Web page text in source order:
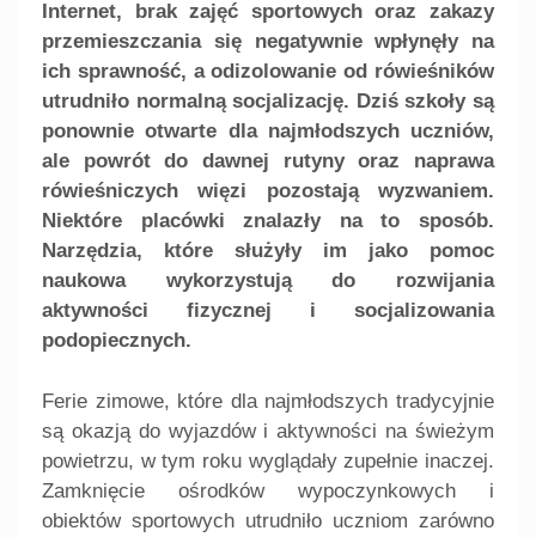
Internet, brak zajęć sportowych oraz zakazy
przemieszczania się negatywnie wpłynęły na
ich sprawność, a odizolowanie od rówieśników
utrudniło normalną socjalizację. Dziś szkoły są
ponownie otwarte dla najmłodszych uczniów,
ale powrót do dawnej rutyny oraz naprawa
rówieśniczych więzi pozostają wyzwaniem.
Niektóre placówki znalazły na to sposób.
Narzędzia, które służyły im jako pomoc
naukowa wykorzystują do rozwijania
aktywności fizycznej i socjalizowania
podopiecznych.
Ferie zimowe, które dla najmłodszych tradycyjnie
są okazją do wyjazdów i aktywności na świeżym
powietrzu, w tym roku wyglądały zupełnie inaczej.
Zamknięcie ośrodków wypoczynkowych i
obiektów sportowych utrudniło uczniom zarówno